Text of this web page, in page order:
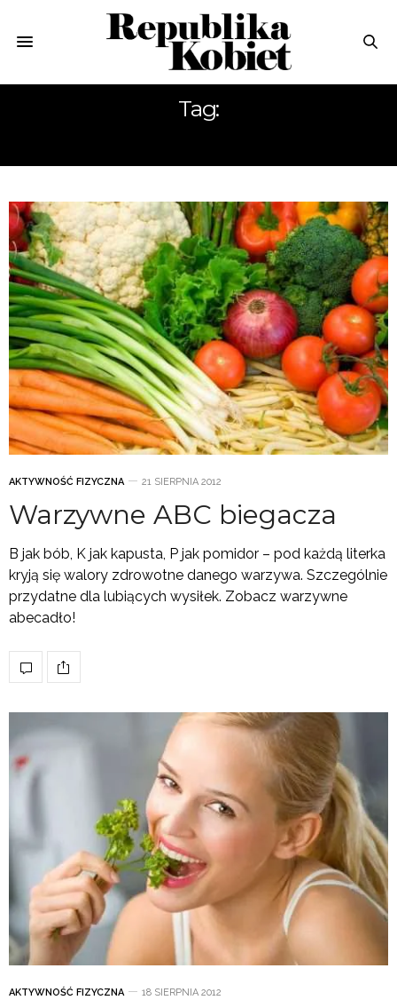
Tag:
AKTYWNOŚĆ FIZYCZNA 21 SIERPNIA 2012
Warzywne ABC biegacza
B jak bób, K jak kapusta, P jak pomidor – pod każdą literka
kryją się walory zdrowotne danego warzywa. Szczególnie
przydatne dla lubiących wysiłek. Zobacz warzywne
abecadło!
AKTYWNOŚĆ FIZYCZNA 18 SIERPNIA 2012